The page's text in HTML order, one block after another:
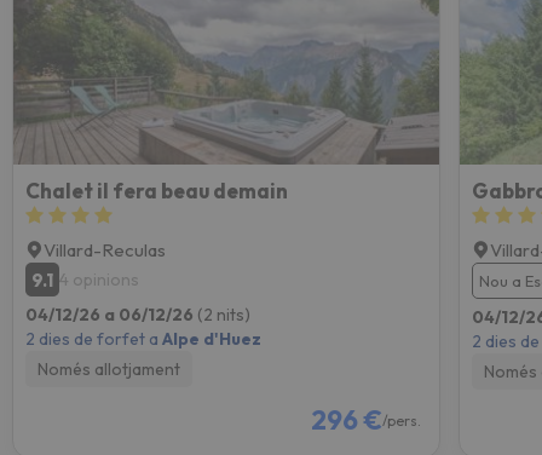
Chalet il fera beau demain
Villard-Reculas
9.1 4 opinions
04/12/26 a 06/12/26 (2 nits)
2 dies de forfet a Alpe d'Huez
Només allotjament
296 €/pers.
Nou a
04/12/
2 dies